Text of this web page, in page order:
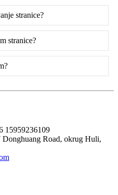
stranice?
stranice?
15959236109
Donghuang Road, okrug Huli,